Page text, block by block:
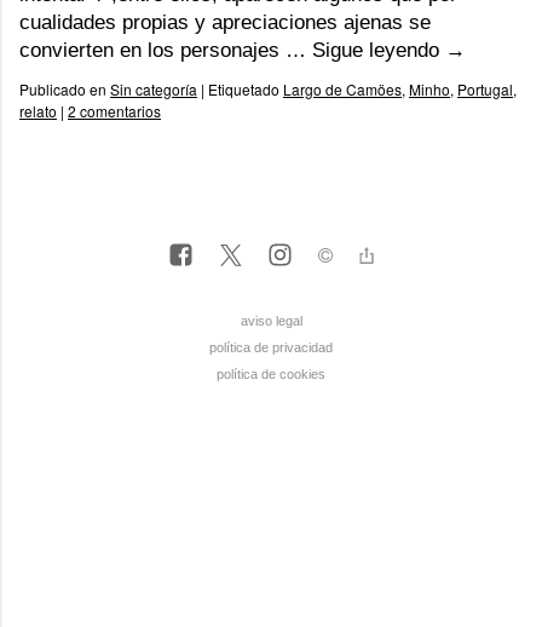
cualidades propias y apreciaciones ajenas se
convierten en los personajes … Sigue leyendo →
Publicado en Sin categoría | Etiquetado Largo de Camöes, Minho, Portugal,
relato | 2 comentarios
aviso legal
política de privacidad
política de cookies